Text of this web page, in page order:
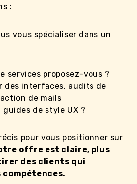
:
vous spécialiser dans un
services proposez-vous ?
des interfaces, audits de
de mails
de style UX ?
pour vous positionner sur
offre est claire, plus
des clients qui